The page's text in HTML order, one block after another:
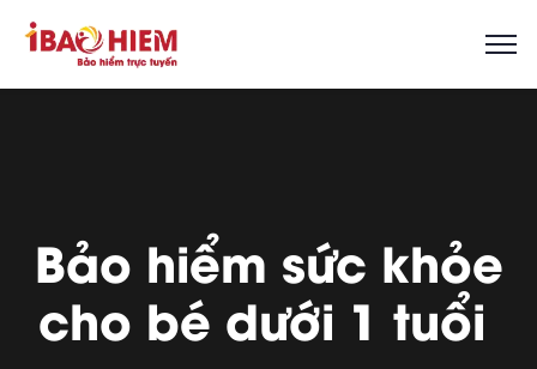
Bảo hiểm sức khỏe
cho bé dưới 1 tuổi